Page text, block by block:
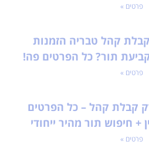
פרטים »
קבלת קהל טבריה הזמנות
קביעת תור? כל הפרטים פה!
פרטים »
קבלת קהל – כל הפרטים
+ חיפוש תור מהיר ייחודי
פרטים »